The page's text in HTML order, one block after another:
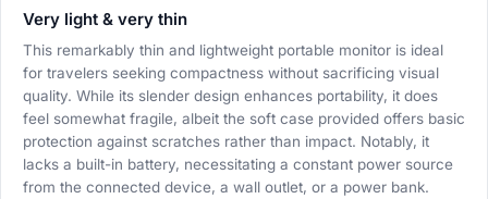
Very light & very thin
This remarkably thin and lightweight portable monitor is ideal
for travelers seeking compactness without sacrificing visual
quality. While its slender design enhances portability, it does
feel somewhat fragile, albeit the soft case provided offers basic
protection against scratches rather than impact. Notably, it
lacks a built-in battery, necessitating a constant power source
from the connected device, a wall outlet, or a power bank.